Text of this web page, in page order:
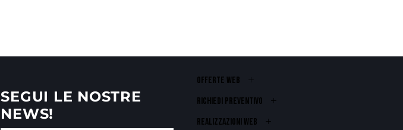
SEGUI LE NOSTRE
NEWS!
OFFERTE WEB
RICHIEDI PREVENTIVO
REALIZZAZIONI WEB